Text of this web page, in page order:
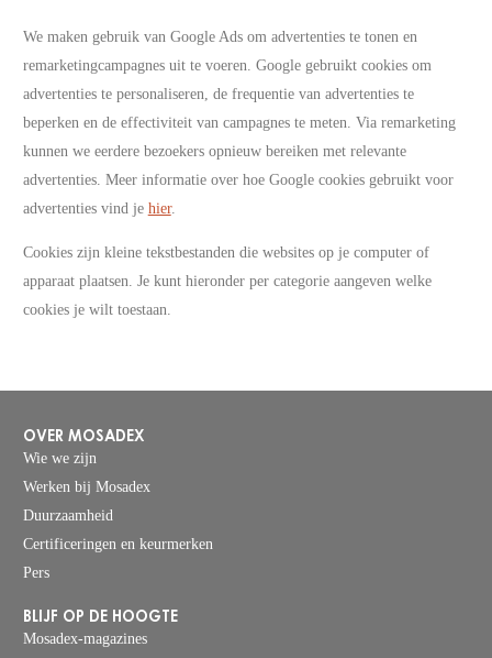
We maken gebruik van Google Ads om advertenties te tonen en
remarketingcampagnes uit te voeren. Google gebruikt cookies om
advertenties te personaliseren, de frequentie van advertenties te
beperken en de effectiviteit van campagnes te meten. Via remarketing
kunnen we eerdere bezoekers opnieuw bereiken met relevante
advertenties. Meer informatie over hoe Google cookies gebruikt voor
advertenties vind je hier.
Cookies zijn kleine tekstbestanden die websites op je computer of
apparaat plaatsen. Je kunt hieronder per categorie aangeven welke
cookies je wilt toestaan.
OVER MOSADEX
Wie we zijn
Werken bij Mosadex
Duurzaamheid
Certificeringen en keurmerken
Pers
BLIJF OP DE HOOGTE
Mosadex-magazines